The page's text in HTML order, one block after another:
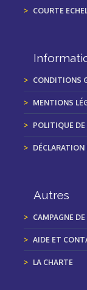
COURTE
CONDITIONS
MENTIONS
POLITIQUE
Autres
CAMPAGNE
AIDE ET
LA CHARTE